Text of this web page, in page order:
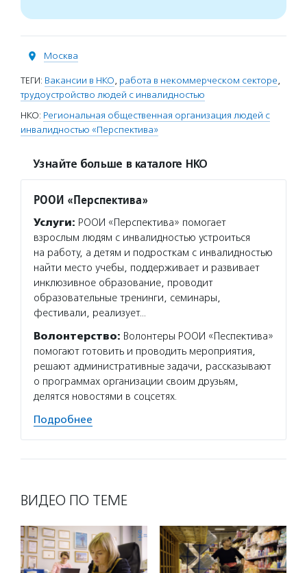
Москва
ТЕГИ: Вакансии в НКО, работа в некоммерческом секторе,
трудоустройство людей с инвалидностью
НКО: Региональная общественная организация людей с
инвалидностью «Перспектива»
Узнайте больше в каталоге НКО
РООИ «Перспектива»
Услуги: РООИ «Перспектива» помогает
взрослым людям с инвалидностью устроиться
на работу, а детям и подросткам с инвалидностью
найти место учебы, поддерживает и развивает
инклюзивное образование, проводит
образовательные тренинги, семинары,
фестивали, реализует…
Волонтерство: Волонтеры РООИ «Песпектива»
помогают готовить и проводить мероприятия,
решают административные задачи, рассказывают
о программах организации своим друзьям,
делятся новостями в соцсетях.
Подробнее
ВИДЕО ПО ТЕМЕ